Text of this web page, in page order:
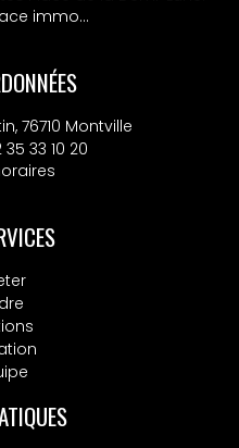
immo...
Mont-Saint-Aignan
32 10 52 14